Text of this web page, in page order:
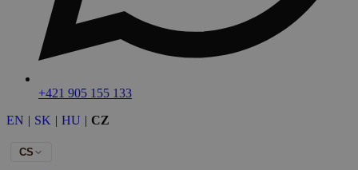
+421 905 155 133
EN | SK | HU | CZ
CS